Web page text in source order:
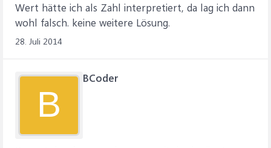
Wert hätte ich als Zahl interpretiert, da lag ich dann
wohl falsch. keine weitere Lösung.
28. Juli 2014
B
BCoder